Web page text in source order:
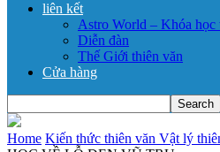
liên kết
Astro World – Khóa học
Diễn đàn
Thế Giới thiên văn
Cửa hàng
Home Kiến thức thiên văn Vật lý